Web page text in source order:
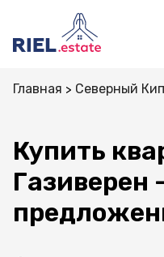
Главная Северный
Купить
Газиверен